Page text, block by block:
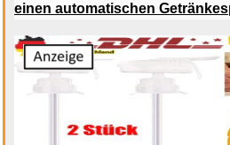
einen automatischen